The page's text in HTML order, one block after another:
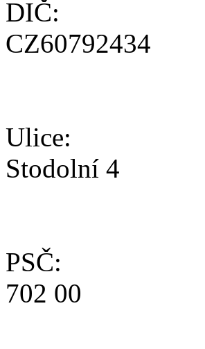
DIČ:
CZ60792434
Ulice:
Stodolní 4
PSČ:
702 00